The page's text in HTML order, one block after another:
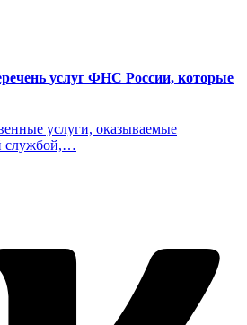
услуг ФНС России, которые
услуги, оказываемые
службой,…